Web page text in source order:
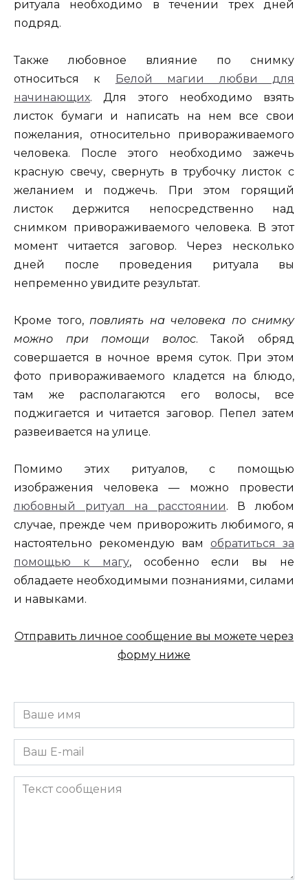
ритуала необходимо в течении трех дней
подряд.
Также любовное влияние по снимку
относиться к Белой магии любви для
начинающих. Для этого необходимо взять
листок бумаги и написать на нем все свои
пожелания, относительно привораживаемого
человека. После этого необходимо зажечь
красную свечу, свернуть в трубочку листок с
желанием и поджечь. При этом горящий
листок держится непосредственно над
снимком привораживаемого человека. В этот
момент читается заговор. Через несколько
дней после проведения ритуала вы
непременно увидите результат.
Кроме того, повлиять на человека по снимку
можно при помощи волос. Такой обряд
совершается в ночное время суток. При этом
фото привораживаемого кладется на блюдо,
там же располагаются его волосы, все
поджигается и читается заговор. Пепел затем
развеивается на улице.
Помимо этих ритуалов, с помощью
изображения человека — можно провести
любовный ритуал на расстоянии. В любом
случае, прежде чем приворожить любимого, я
настоятельно рекомендую вам обратиться за
помощью к магу, особенно если вы не
обладаете необходимыми познаниями, силами
и навыками.
Отправить личное сообщение вы можете через
форму ниже